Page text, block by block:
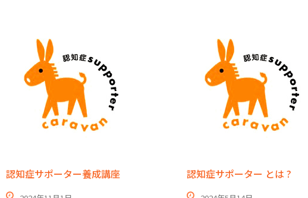
認知症サポーター養成講座 認知症サポーター とは ?